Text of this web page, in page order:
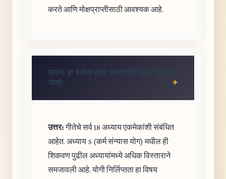
करते आणि मोक्षप्राप्तीसाठी आवश्यक आहे.
प्रश्न: हा श्लोक इतर अध्यायांशी कसा जोडला
जातो?
उत्तर:गीतेचे सर्व 18 अध्याय एकमेकांशी संबंधित
आहेत. अध्याय 5 (कर्म संन्यास योग) मधील ही
शिकवण पुढील अध्यायांमध्ये अधिक विस्ताराने
समजावली आहे. योगी निर्लिप्तता हा विषय